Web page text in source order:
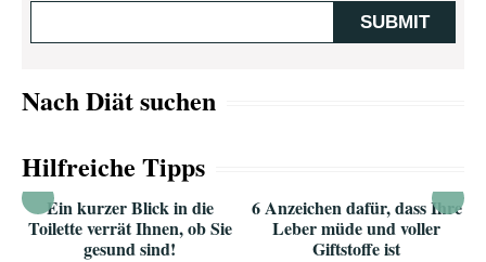
Nach Diät suchen
Hilfreiche Tipps
Ein kurzer Blick in die
Toilette verrät Ihnen, ob Sie
gesund sind!
6 Anzeichen dafür, dass Ihre
Leber müde und voller
Giftstoffe ist